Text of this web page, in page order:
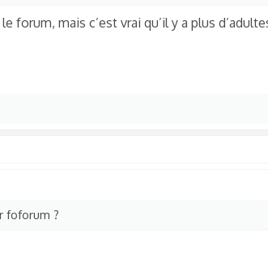
forum, mais c’est vrai qu’il y a plus
foforum ?